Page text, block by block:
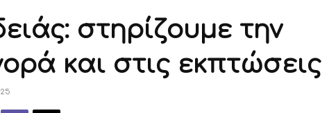
στηρίζουμε την
και στις εκπτώσεις